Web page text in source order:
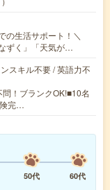
の生活サポート！＼
ずく」「天気が…
スキル不要 / 英語力不
！ブランクOK!■10名
完…
50代
60代